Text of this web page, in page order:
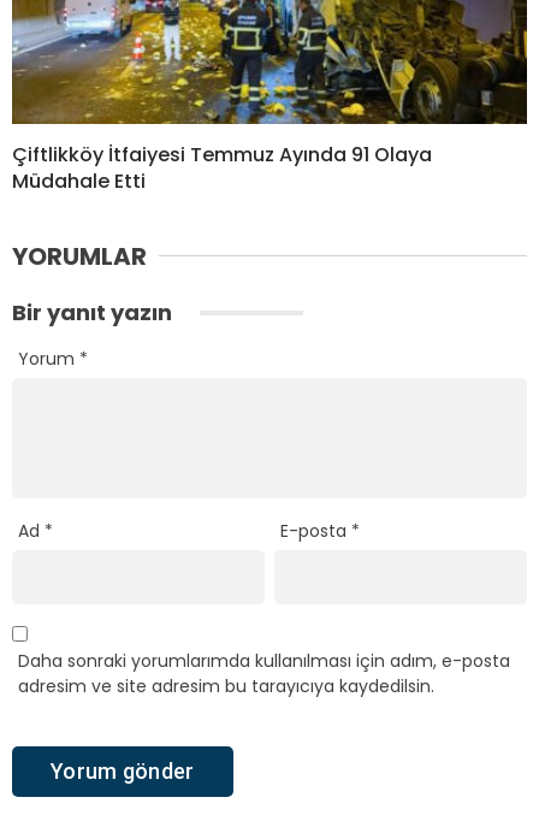
Çiftlikköy İtfaiyesi Temmuz Ayında 91 Olaya
Müdahale Etti
YORUMLAR
Bir yanıt yazın
Yorum *
Ad * E-posta *
Daha sonraki yorumlarımda kullanılması için adım, e-posta
adresim ve site adresim bu tarayıcıya kaydedilsin.